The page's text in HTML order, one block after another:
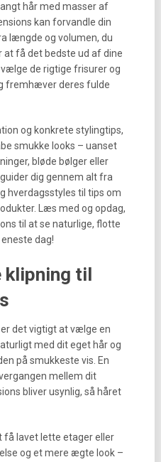
hår med masser af
kan forvandle din
længde og volumen, du
at få det bedste ud af dine
de rigtige frisurer og
fremhæver deres fulde
og konkrete stylingtips,
smukke looks – uanset
bløde bølger eller
dig gennem alt fra
hverdagsstyles til tips om
Læs med og opdag,
til at se naturlige, flotte
dag!
til
det vigtigt at vælge en
med dit eget hår og
på smukkeste vis. En
mellem dit
bliver usynlig, så håret
få lavet lette etager eller
og et mere ægte look –